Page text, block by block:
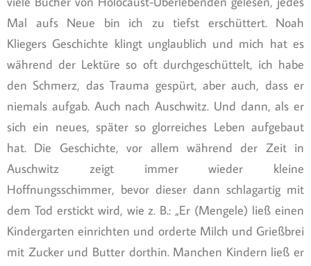
Mal aufs Neue bin ich zu tiefst erschüttert. Noah
Kliegers Geschichte klingt unglaublich und mich hat es
während der Lektüre so oft durchgeschüttelt, ich habe
den Schmerz, das Trauma gespürt, aber auch, dass er
niemals aufgab. Auch nach Auschwitz. Und dann, als er
sich ein neues, später so glorreiches Leben aufgebaut
hat. Die Geschichte, vor allem während der Zeit in
Auschwitz zeigt immer wieder kleine
Hoffnungsschimmer, bevor dieser dann schlagartig mit
dem Tod erstickt wird, wie z. B.: „Er (Mengele) ließ einen
Kindergarten einrichten und orderte Milch und Grießbrei
mit Zucker und Butter dorthin. Manchen Kindern ließ er